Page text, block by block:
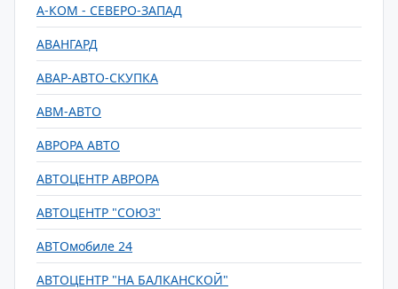
А-КОМ - СЕВЕРО-ЗАПАД
АВАНГАРД
АВАР-АВТО-СКУПКА
АВМ-АВТО
АВРОРА АВТО
АВТОЦЕНТР АВРОРА
АВТОЦЕНТР "СОЮЗ"
АВТОмобиле 24
АВТОЦЕНТР "НА БАЛКАНСКОЙ"